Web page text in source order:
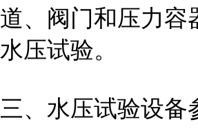
道、阀门和压力容
水压试验。
三、水压试验设备